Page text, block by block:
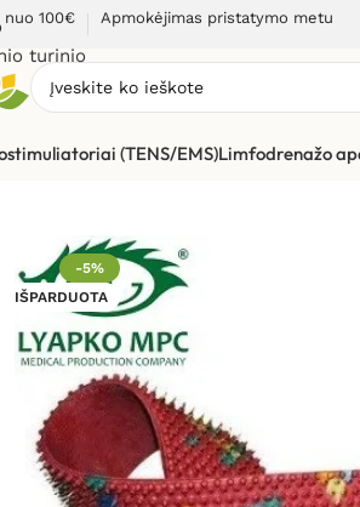
turinio
100€ Apmokėjimas pristatymo metu
(TENS/EMS)Limfodrenažo
-5%
IŠPARDUOTA